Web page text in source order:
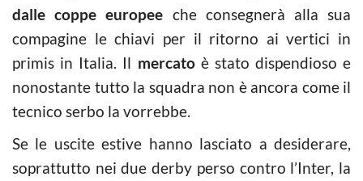
dalle coppe europee che consegnerà alla sua
compagine le chiavi per il ritorno ai vertici in
primis in Italia. Il mercatoè stato dispendioso e
nonostante tutto la squadra non è ancora come il
tecnico serbo la vorrebbe.
Se le uscite estive hanno lasciato a desiderare,
soprattutto nei due derby perso contro l’Inter, la